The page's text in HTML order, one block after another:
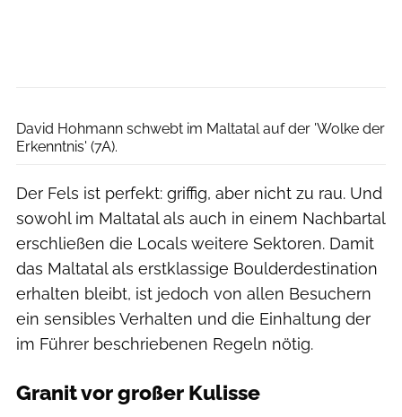
David Hohmann schwebt im Maltatal auf der 'Wolke der
Erkenntnis' (7A).
Der Fels ist perfekt: griffig, aber nicht zu rau. Und
sowohl im Maltatal als auch in einem Nachbartal
erschließen die Locals weitere Sektoren. Damit
das Maltatal als erstklassige Boulderdestination
erhalten bleibt, ist jedoch von allen Besuchern
ein sensibles Verhalten und die Einhaltung der
im Führer beschriebenen Regeln nötig.
Granit vor großer Kulisse